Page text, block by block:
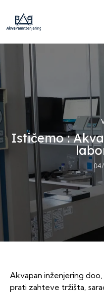
Ističemo :
Akvapan inženjering
prati zahteve tržišta,